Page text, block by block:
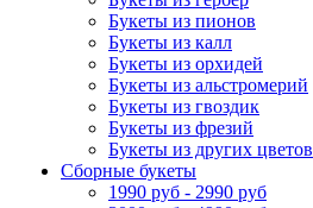
Букеты из пионов
Букеты из калл
Букеты из орхидей
Букеты из альстромерий
Букеты из гвоздик
Букеты из фрезий
Букеты из других цветов
Сборные букеты
1990 руб - 2990 руб